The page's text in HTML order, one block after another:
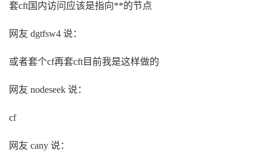
套cft国内访问应该是指向**的节点
网友 dgtfsw4 说：
或者套个cf再套cft目前我是这样做的
网友 nodeseek 说：
cf
网友 cany 说：